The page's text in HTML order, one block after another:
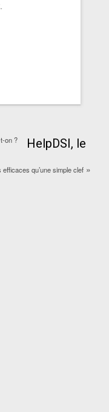
on ?
qu’une simple clef »
HelpDSI, le